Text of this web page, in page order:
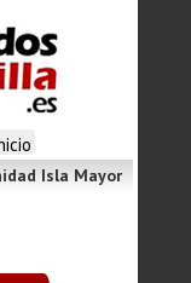
Isla Mayor